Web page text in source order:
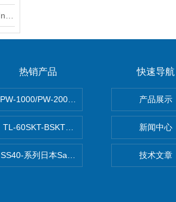
热销产品
PW-1000/PW-2000MITSUHASHI三桥纠偏控制
TL-60SKT-BSKTC张力控制器
SS40-系列日本Sawamura泽村电机
快速导航
产品展示
新闻中心
技术文章